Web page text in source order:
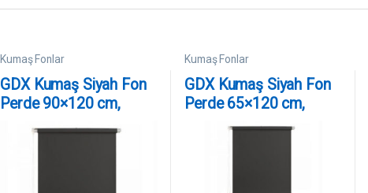
Kumaş Fonlar
GDX Kumaş Siyah Fon
Perde 90×120 cm,
Kumaş Fonlar
GDX Kumaş Siyah Fon
Perde 65×120 cm,
Boru, Makara, Zincir